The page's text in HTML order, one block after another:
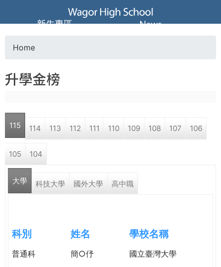
Jump to navigation
葳
格
高
中
學
格。
o
u
a
r
e
e
r
Home
升學金榜
115 114 113 112 111 110 109 108 107 106
105 104
大學 科技大學 國外大學 高中職
科別 姓名 學校名稱
普通科 簡○伃
國立臺灣大學
新生專區 News